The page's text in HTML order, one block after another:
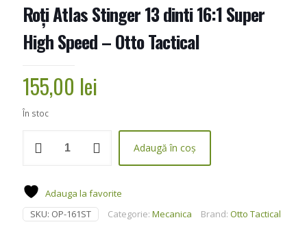
Roți Atlas Stinger 13 dinti 16:1 Super
High Speed – Otto Tactical
155,00 lei
În stoc
Roți
13
dinti
16:1
Adaugă în coș
Adauga la favorite
SKU: OP-161ST Categorie: Mecanica Brand: Otto Tactical